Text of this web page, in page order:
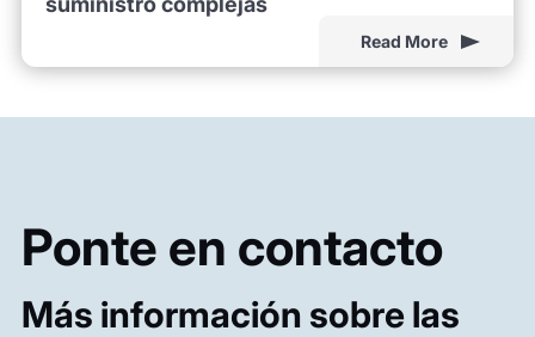
Read More
Ponte en contacto
Más información sobre las